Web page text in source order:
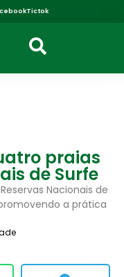
Tictok
praias
de Surfe
Nacionais de
a prática